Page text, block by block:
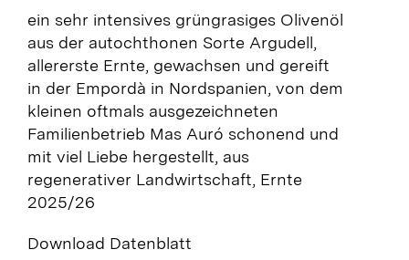
ein sehr intensives grüngrasiges Olivenöl
aus der autochthonen Sorte Argudell,
allererste Ernte, gewachsen und gereift
in der Empordà in Nordspanien, von dem
kleinen oftmals ausgezeichneten
Familienbetrieb Mas Auró schonend und
mit viel Liebe hergestellt, aus
regenerativer Landwirtschaft, Ernte
2025/26
Download Datenblatt